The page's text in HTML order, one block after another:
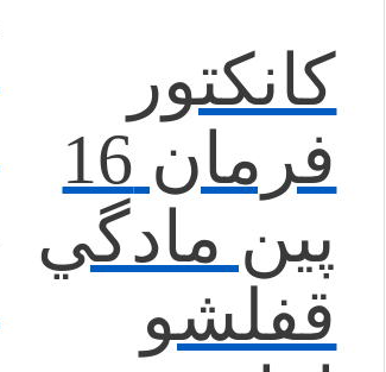
کانکتور
فرمان 16
پین مادگي
قفلشو